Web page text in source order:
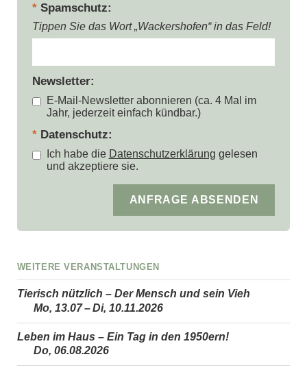
Spamschutz
Tippen Sie das Wort „Wackershofen“ in das Feld!
Newsletter
E-Mail-Newsletter abonnieren (ca. 4 Mal im
Jahr, jederzeit einfach kündbar.)
Datenschutz
Ich habe die Datenschutzerklärung gelesen
und akzeptiere sie.
Anfrage absenden
Weitere Veranstaltungen
Tierisch nützlich – Der Mensch und sein Vieh
Mo, 13.07 – Di, 10.11.2026
Leben im Haus – Ein Tag in den 1950ern!
Do, 06.08.2026